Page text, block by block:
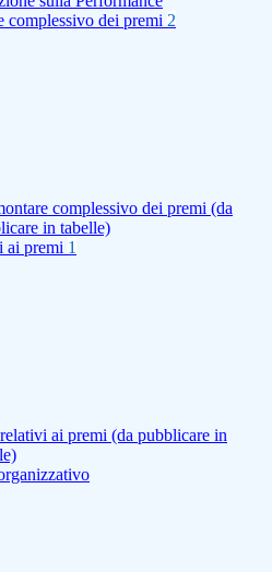
complessivo dei premi 2
complessivo dei premi (da
in tabelle)
ai premi 1
ai premi (da pubblicare in